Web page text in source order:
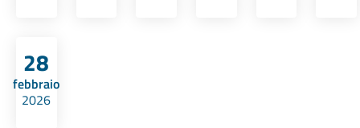
28
febbraio
2026